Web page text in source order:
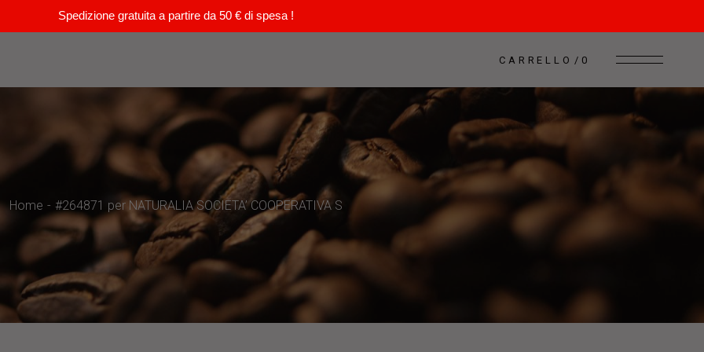
Spedizione gratuita a partire da 50 € di spesa !
CARRELLO 0
Home #264871 per NATURALIA SOCIETA’ COOPERATIVA S